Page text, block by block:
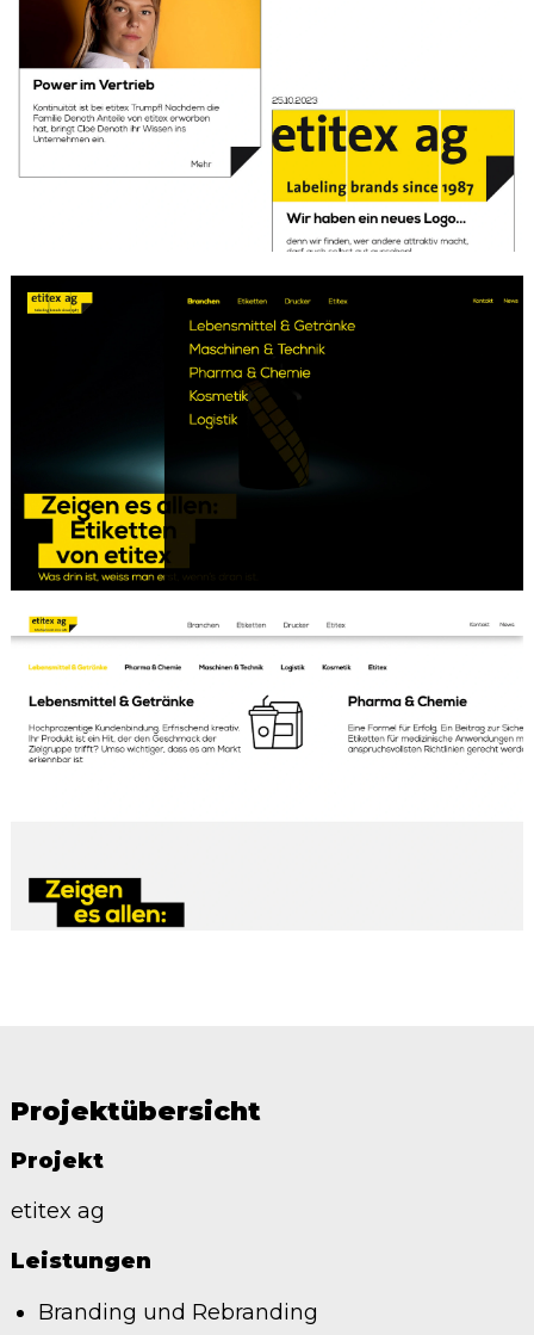
Projektübersicht
Projekt
etitex ag
Leistungen
Branding und Rebranding